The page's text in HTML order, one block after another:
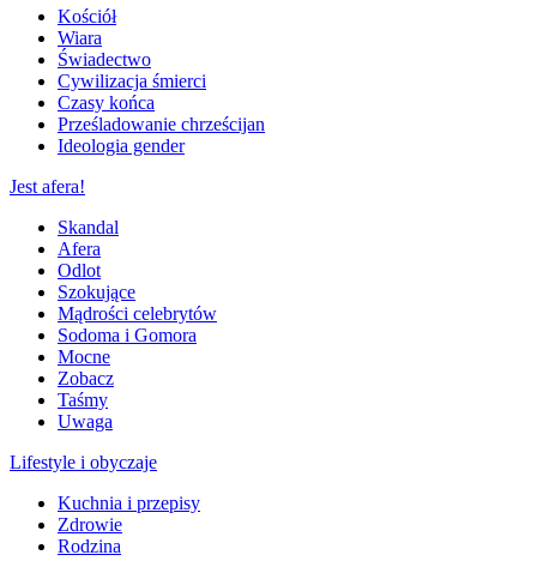
Kościół
Wiara
Świadectwo
Cywilizacja śmierci
Czasy końca
Prześladowanie chrześcijan
Ideologia gender
Jest afera!
Skandal
Afera
Odlot
Szokujące
Mądrości celebrytów
Sodoma i Gomora
Mocne
Zobacz
Taśmy
Uwaga
Lifestyle i obyczaje
Kuchnia i przepisy
Zdrowie
Rodzina